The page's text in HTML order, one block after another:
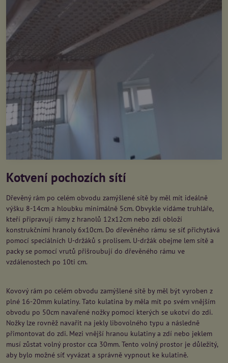
Kotvení pochozích sítí
Dřevěný rám po celém obvodu zamýšlené sítě by měl mít ideálně
výšku 8-14cm a hloubku minimálně 5cm. Obvykle vídáme truhláře,
kteří připravují rámy z hranolů 12x12cm nebo zdi obloží
konstrukčními hranoly 6x10cm. Do dřevěného rámu se síť přichytává
pomocí speciálních U-držáků s prolisem. U-držák obejme lem sítě a
packy se pomocí vrutů přišroubují do dřevěného rámu ve
vzdálenostech po 10ti cm.
Kovový rám po celém obvodu zamýšlené sítě by měl být vyroben z
plné 16-20mm kulatiny. Tato kulatina by měla mít po svém vnějším
obvodu po 50cm navařené nožky pomocí kterých se ukotví do zdi.
Nožky lze rovněž navařit na jekly libovolného typu a následně
přimontovat do zdi. Mezi vnější hranou kulatiny a zdí nebo jeklem
musí zůstat volný prostor cca 30mm. Tento volný prostor je důležitý,
aby bylo možné síť vyvázat a správně vypnout ke kulatině.